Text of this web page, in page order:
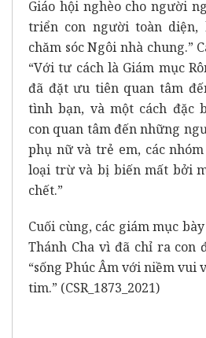
Giáo hội nghèo cho người
triển con người toàn diện,
chăm sóc Ngôi nhà chung.”
“Với tư cách là Giám mục
đã đặt ưu tiên quan tâm
tình bạn, và một cách đặc
con quan tâm đến những
phụ nữ và trẻ em, các
loại trừ và bị biến mất bởi
chết.”
Cuối cùng, các giám mục
Thánh Cha vì đã chỉ ra con
“sống Phúc Âm với niềm vui
tim.” (CSR_1873_2021)